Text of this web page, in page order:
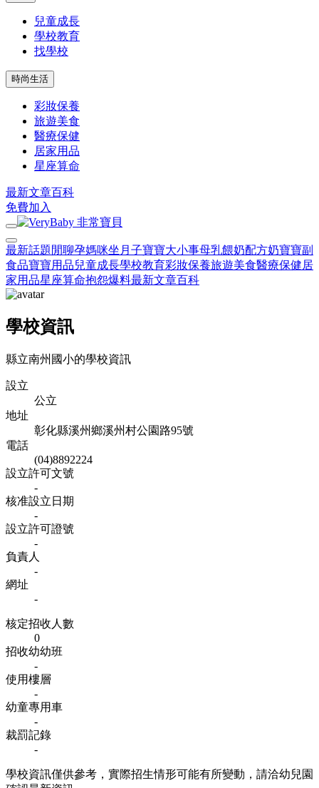
兒童成長
學校教育
找學校
時尚生活
彩妝保養
旅遊美食
醫療保健
居家用品
星座算命
最新文章百科
免費加入
最新話題 閒聊孕媽咪坐月子寶寶大小事母乳餵奶配方奶寶寶副
食品寶寶用品兒童成長學校教育彩妝保養旅遊美食醫療保健居
家用品星座算命抱怨爆料最新文章百科
學校資訊
縣立南州國小的學校資訊
設立
公立
地址
彰化縣溪州鄉溪州村公園路95號
電話
(04)8892224
設立許可文號
-
核准設立日期
-
設立許可證號
-
負責人
-
網址
-
核定招收人數
0
招收幼幼班
-
使用樓層
-
幼童專用車
-
裁罰記錄
-
學校資訊僅供參考，實際招生情形可能有所變動，請洽幼兒園